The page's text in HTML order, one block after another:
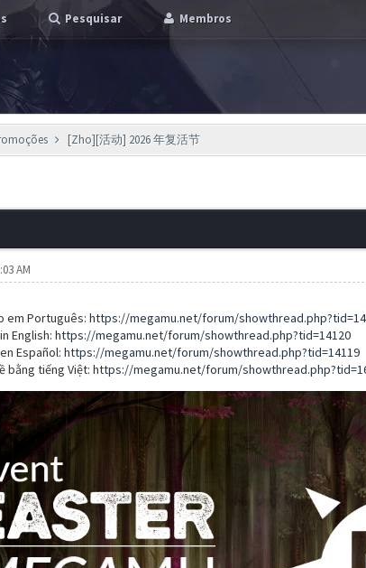
Pesquisar Membros
[Zho][活动] 2026 年复活节
AM
em Português: https://megamu.net/forum/
English: https://megamu.net/forum/showthread.php?tid=14120
Español: https://megamu.net/forum/showthread.php?tid=14119
bằng tiếng Việt: https://megamu.net/forum/